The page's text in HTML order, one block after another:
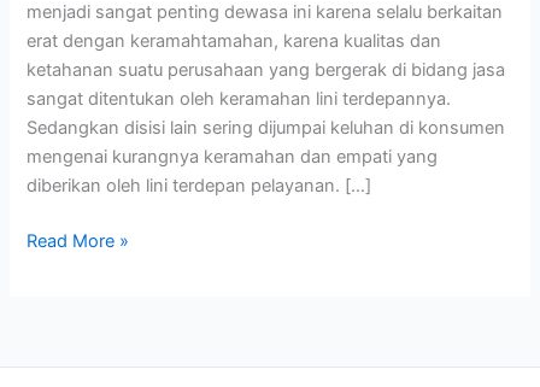
menjadi sangat penting dewasa ini karena selalu berkaitan
erat dengan keramahtamahan, karena kualitas dan
ketahanan suatu perusahaan yang bergerak di bidang jasa
sangat ditentukan oleh keramahan lini terdepannya.
Sedangkan disisi lain sering dijumpai keluhan di konsumen
mengenai kurangnya keramahan dan empati yang
diberikan oleh lini terdepan pelayanan. […]
Read More »